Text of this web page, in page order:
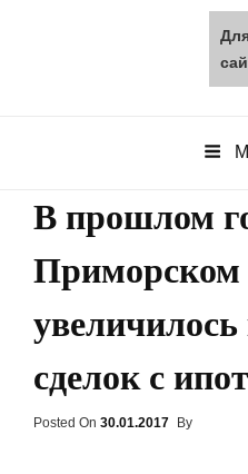
opt-
В прошлом
Приморском
увеличилось
сделок с
Posted On Posted
30.01.2017 By